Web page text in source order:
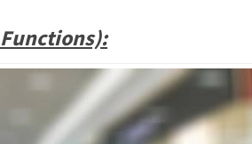
Functions):